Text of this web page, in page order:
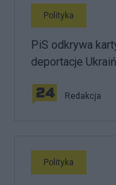
Polityka
PiS odkrywa
deportacje
Redakcja
Polityka